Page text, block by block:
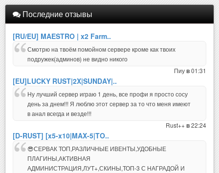
Последние отзывы
[RU/EU] MAESTRO | x2 Farm..
Смотрю на твоём помойном сервере кроме как твоих
подружек(админов) не видно никого
Пиув01:31
[EU]LUCKY RUST|2X|SUNDAY|..
Ну лучший сервер играю 1 день, все профи я просто сосу
день за днем!!! Я люблю этот сервер за то что меня имеют
в анал всегда и везде!!!
Rust++ в22:24
[D-RUST] [x5-x10|MAX-5|TO..
😎СЕРВАК ТОП,РАЗЛИЧНЫЕ ИВЕНТЫ,УДОБНЫЕ
ПЛАГИНЫ,АКТИВНАЯ
АДМИНИСТРАЦИЯ,ЛУТ+,СКИНЫ,ТОП-3 С НАГРАДОЙ И